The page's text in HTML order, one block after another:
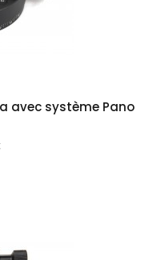
avec système Pano